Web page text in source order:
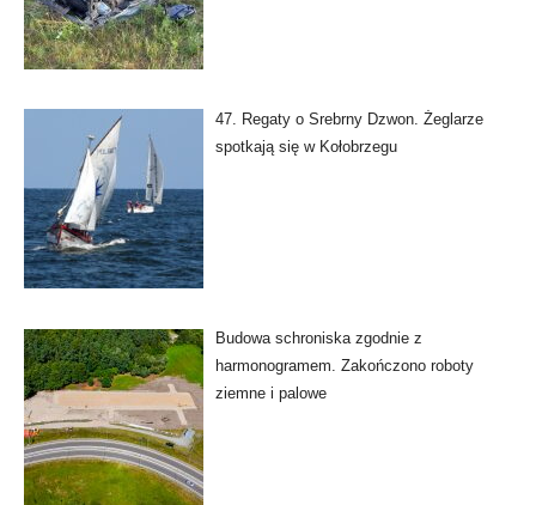
47. Regaty o Srebrny Dzwon. Żeglarze
spotkają się w Kołobrzegu
Budowa schroniska zgodnie z
harmonogramem. Zakończono roboty
ziemne i palowe